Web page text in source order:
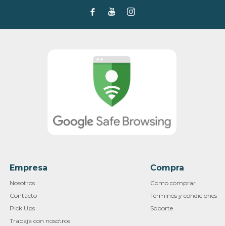
Empresa
Nosotros
Contacto
Pick Ups
Trabaja con nosotros
Compra
Como comprar
Términos y condiciones
Soporte
  